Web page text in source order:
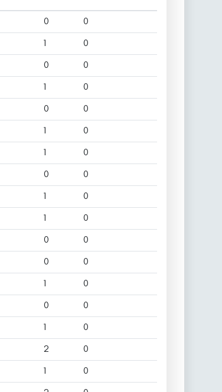
0 0
1 0
0 0
1 0
0 0
1 0
1 0
0 0
1 0
1 0
0 0
0 0
1 0
0 0
1 0
2 0
1 0